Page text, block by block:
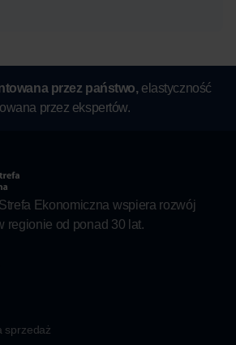
przez państwo, elastyczność
przez ekspertów.
Ekonomiczna wspiera rozwój
regionie od ponad 30 lat.
sprzedaż